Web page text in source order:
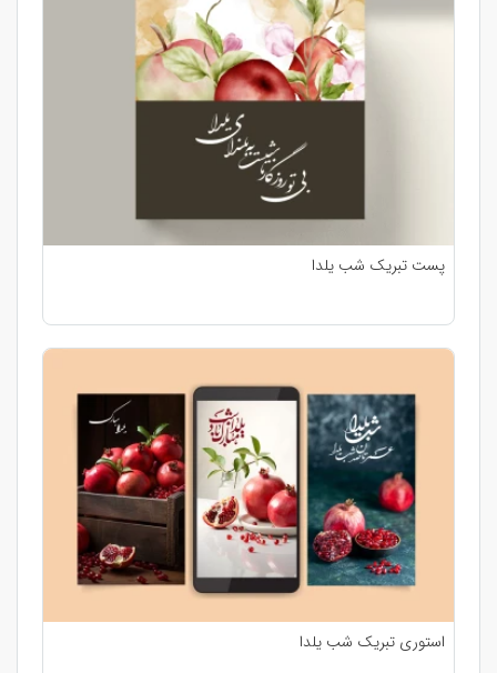
پست تبریک شب یلدا
استوری تبریک شب یلدا